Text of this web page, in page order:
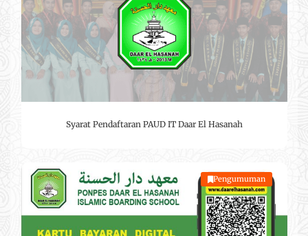
Syarat Pendaftaran PAUD IT Daar El Hasanah
Pengumuman